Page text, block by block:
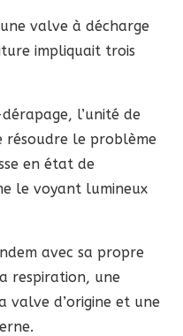
valve à décharge
impliquait trois
l’unité de
le problème
en état de
le voyant lumineux
avec sa propre
respiration, une
valve d’origine et une